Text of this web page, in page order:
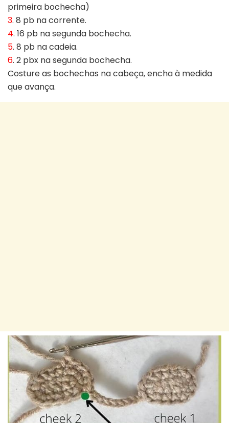
primeira bochecha)
3. 8 pb na corrente.
4. 16 pb na segunda bochecha.
5. 8 pb na cadeia.
6. 2 pbx na segunda bochecha.
Costure as bochechas na cabeça, encha à medida
que avança.